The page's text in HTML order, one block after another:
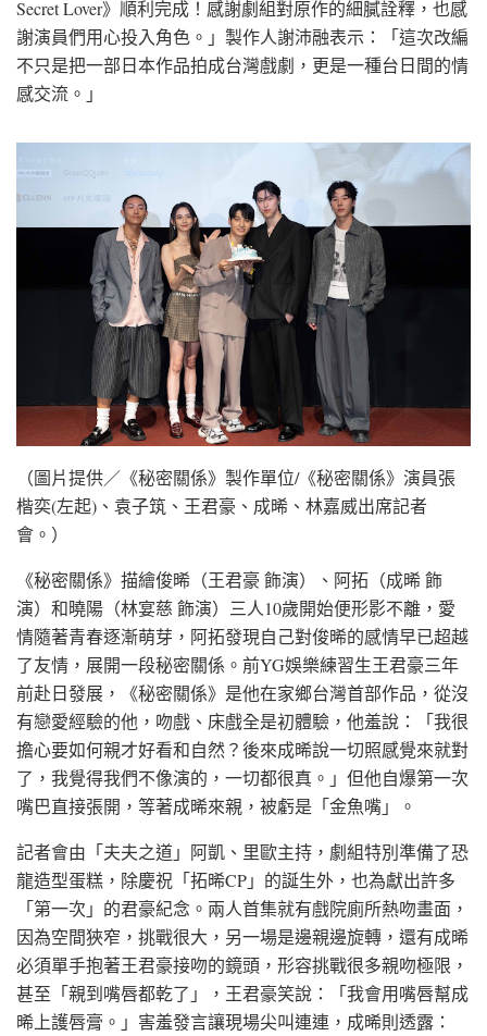
Secret Lover》順利完成！感謝劇組對原作的細膩詮釋，也感
謝演員們用心投入角色。」製作人謝沛融表示：「這次改編
不只是把一部日本作品拍成台灣戲劇，更是一種台日間的情
感交流。」
（圖片提供／《秘密關係》製作單位/《秘密關係》演員張
楷奕(左起)、袁子筑、王君豪、成晞、林嘉威出席記者
會。）
《秘密關係》描繪俊晞（王君豪 飾演）、阿拓（成晞 飾
演）和曉陽（林宴慈 飾演）三人10歲開始便形影不離，愛
情隨著青春逐漸萌芽，阿拓發現自己對俊晞的感情早已超越
了友情，展開一段秘密關係。前YG娛樂練習生王君豪三年
前赴日發展，《秘密關係》是他在家鄉台灣首部作品，從沒
有戀愛經驗的他，吻戲、床戲全是初體驗，他羞說：「我很
擔心要如何親才好看和自然？後來成晞說一切照感覺來就對
了，我覺得我們不像演的，一切都很真。」但他自爆第一次
嘴巴直接張開，等著成晞來親，被虧是「金魚嘴」。
記者會由「夫夫之道」阿凱、里歐主持，劇組特別準備了恐
龍造型蛋糕，除慶祝「拓晞CP」的誕生外，也為獻出許多
「第一次」的君豪紀念。兩人首集就有戲院廁所熱吻畫面，
因為空間狹窄，挑戰很大，另一場是邊親邊旋轉，還有成晞
必須單手抱著王君豪接吻的鏡頭，形容挑戰很多親吻極限，
甚至「親到嘴唇都乾了」，王君豪笑說：「我會用嘴唇幫成
晞上護唇膏。」害羞發言讓現場尖叫連連，成晞則透露：